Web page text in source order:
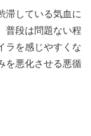
滞している気血に
普段は問題ない程
ラを感じやすくな
を悪化させる悪循